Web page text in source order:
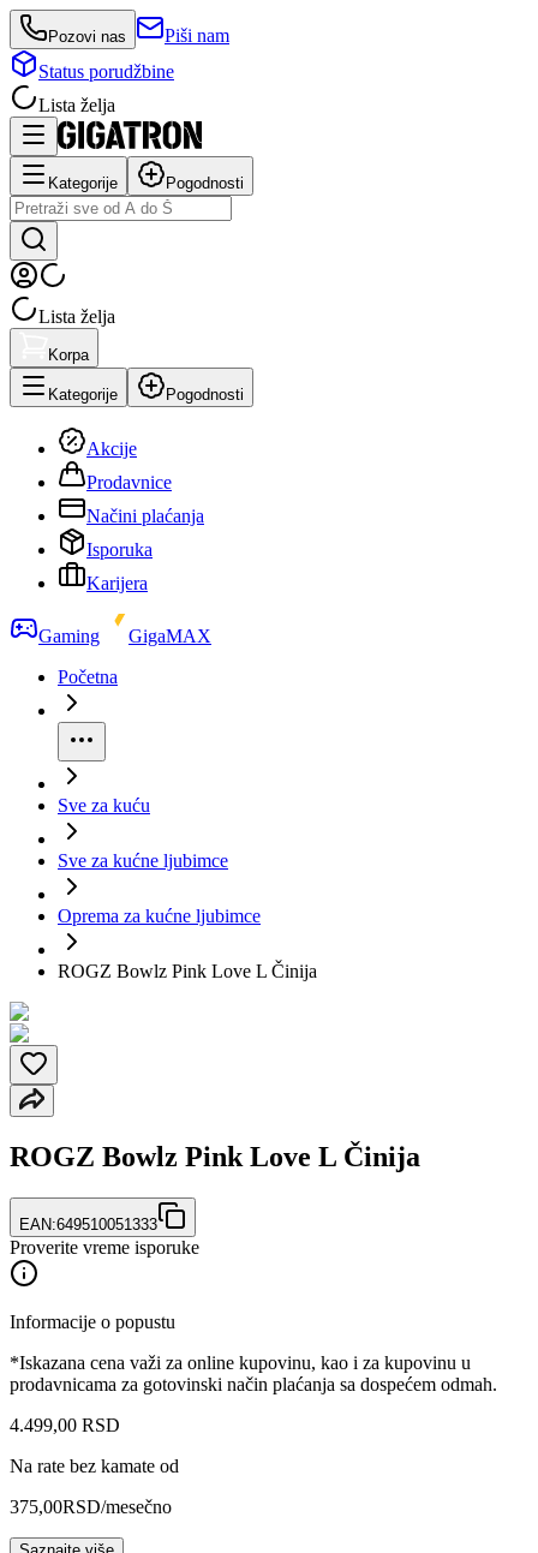
Pozovi nas
Piši nam
Status porudžbine
Lista želja
Kategorije Pogodnosti
Lista želja
Korpa
Kategorije Pogodnosti
Akcije
Prodavnice
Načini plaćanja
Isporuka
Karijera
Gaming
GigaMAX
Početna
Sve za kuću
Sve za kućne ljubimce
Oprema za kućne ljubimce
ROGZ Bowlz Pink Love L Činija
ROGZ Bowlz Pink Love L Činija
EAN:649510051333
Proverite vreme isporuke
Informacije o popustu
*Iskazana cena važi za online kupovinu, kao i za kupovinu u
prodavnicama za gotovinski način plaćanja sa dospećem odmah.
4.499,00 RSD
Na rate bez kamate od
375,00RSD/mesečno